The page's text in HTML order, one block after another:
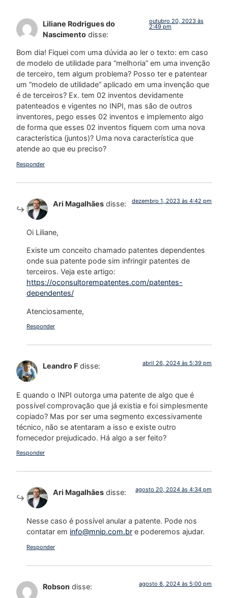
Liliane Rodrigues do
Nascimento disse:
outubro 20, 2023 às
2:49 pm
Bom dia! Fiquei com uma dúvida ao ler o texto: em caso
de modelo de utilidade para “melhoria” em uma invenção
de terceiro, tem algum problema? Posso ter e patentear
um “modelo de utilidade” aplicado em uma invenção que
é de terceiros? Ex. tem 02 inventos devidamente
patenteados e vigentes no INPI, mas são de outros
inventores, pego esses 02 inventos e implemento algo
de forma que esses 02 inventos fiquem com uma nova
característica (juntos)? Uma nova característica que
atende ao que eu preciso?
Responder
Ari Magalhães disse: dezembro 1, 2023 às 4:42 pm
Oi Liliane,
Existe um conceito chamado patentes dependentes
onde sua patente pode sim infringir patentes de
terceiros. Veja este artigo:
https://oconsultorempatentes.com/patentes-
dependentes/
Atenciosamente,
Responder
Leandro F disse: abril 26, 2024 às 5:39 pm
E quando o INPI outorga uma patente de algo que é
possível comprovação que já existia e foi simplesmente
copiado? Mas por ser uma segmento excessivamente
técnico, não se atentaram a isso e existe outro
fornecedor prejudicado. Há algo a ser feito?
Responder
Ari Magalhães disse: agosto 20, 2024 às 4:34 pm
Nesse caso é possível anular a patente. Pode nos
contatar em info@mnip.com.br e poderemos ajudar.
Responder
Robson disse: agosto 8, 2024 às 5:00 pm